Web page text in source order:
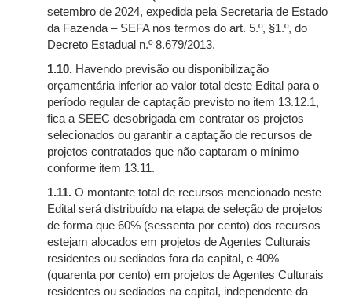
setembro de 2024, expedida pela Secretaria de Estado
da Fazenda – SEFA nos termos do art. 5.º, §1.º, do
Decreto Estadual n.º 8.679/2013.
1.10.Havendo previsão ou disponibilização
orçamentária inferior ao valor total deste Edital para o
período regular de captação previsto no item 13.12.1,
fica a SEEC desobrigada em contratar os projetos
selecionados ou garantir a captação de recursos de
projetos contratados que não captaram o mínimo
conforme item 13.11.
1.11.O montante total de recursos mencionado neste
Edital será distribuído na etapa de seleção de projetos
de forma que 60% (sessenta por cento) dos recursos
estejam alocados em projetos de Agentes Culturais
residentes ou sediados fora da capital, e 40%
(quarenta por cento) em projetos de Agentes Culturais
residentes ou sediados na capital, independente da